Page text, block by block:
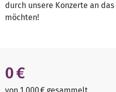
durch unsere Konzerte an
möchten!
0 €